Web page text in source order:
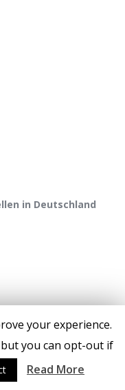
in Deutschland
your experience.
you can opt-out if
Read More